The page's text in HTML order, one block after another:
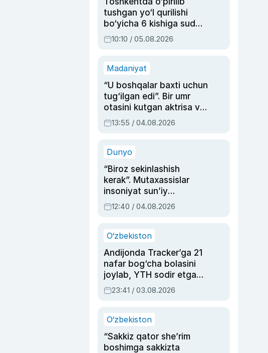
tushgan yo‘l qurilishi
bo‘yicha 6 kishiga sud
hukmi o‘qildi
10:10 / 05.08.2026
Madaniyat
“U boshqalar baxti uchun
tug‘ilgan edi”. Bir umr
otasini kutgan aktrisa va
dublyaj ustasi Rimma
Ahmedovaning
13:55 / 04.08.2026
Dunyo
“Biroz sekinlashish
kerak”. Mutaxassislar
insoniyat sun’iy
intellektni boshqara
olmay qolishidan xavotir
12:40 / 04.08.2026
O‘zbekiston
Andijonda Tracker’ga 21
nafar bog‘cha bolasini
joylab, YTH sodir etgan
ayolga sud hukmi o‘qildi
23:41 / 03.08.2026
O‘zbekiston
“Sakkiz qator she’rim
boshimga sakkizta